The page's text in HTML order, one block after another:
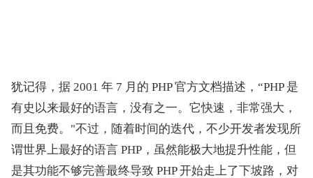
犹记得，据 2001 年 7 月的 PHP 官方文档描述，“PHP 是
有史以来最好的语言，没有之一。它快速，非常强大，
而且免费。"不过，随着时间的迭代，不少开发者发现所
谓世界上最好的语言 PHP，虽然能极大地提升性能，但
是其功能不够完善最终导致 PHP 开始走上了下坡路，对